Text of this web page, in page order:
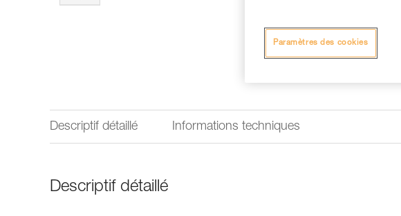
Descriptif détaillé Informations techniques
Descriptif détaillé
Paramètres des cookies